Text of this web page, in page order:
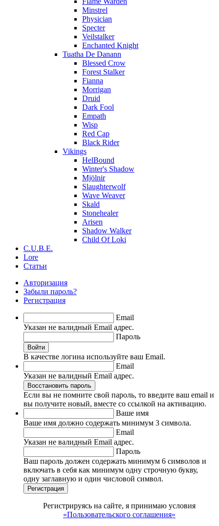
Minstrel
Physician
Specter
Veilstalker
Enchanted Knight
Tuatha De Danann
Blessed Crow
Forest Stalker
Fianna
Morrigan
Druid
Dark Fool
Empath
Wisp
Red Cap
Black Rider
Vikings
HelBound
Winter's Shadow
Mjölnir
Slaughterwolf
Wave Weaver
Skald
Stonehealer
Arisen
Shadow Walker
Child Of Loki
C.U.B.E.
Lore
Статьи
Авторизация
Забыли пароль?
Регистрация
Email
Указан не валидный Email адрес.
Пароль
Войти
В качестве логина используйте ваш Email.
Email
Указан не валидный Email адрес.
Восстановить пароль
Если вы не помните свой пароль, то введите ваш email и
вы получите новый, вместе со ссылкой на активацию.
Ваше имя
Ваше имя должно содержать минимум 3 символа.
Email
Указан не валидный Email адрес.
Пароль
Ваш пароль должен содержать минимум 6 символов и
включать в себя как минимум одну строчную букву,
одну заглавную и один числовой символ.
Регистрация
Регистрируясь на сайте, я принимаю условия
«Пользовательского соглашения»